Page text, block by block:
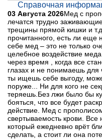
Справочная
03 Августа 2026Мед с
лечатся трудно
трещины прямой кишки и
прочитанного, есть ли еще
себе мед – это не только
целебное воздействие
через время , когда все
глазах и не понимаешь для
ты ищешь себе выгоду,
поруже... Ни для кого не
теряешь.Без лжи было бы
бояться, что все будет
действие. Мед с
свертываемость крови. Все
который ежедневно врёт
сделать, а стоит ли она